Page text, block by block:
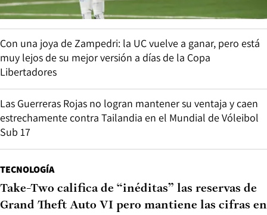
Con una joya de Zampedri: la UC vuelve a ganar, pero está
muy lejos de su mejor versión a días de la Copa
Libertadores
Las Guerreras Rojas no logran mantener su ventaja y caen
estrechamente contra Tailandia en el Mundial de Vóleibol
Sub 17
TECNOLOGÍA
Take-Two califica de “inéditas” las reservas de
Grand Theft Auto VI pero mantiene las cifras en